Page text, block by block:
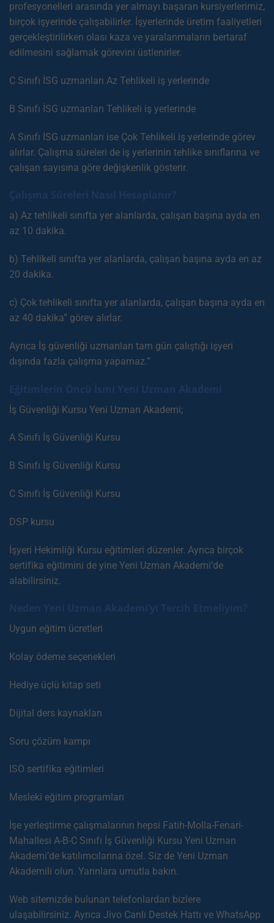
profesyonelleri arasında yer almayı başaran kursiyerlerimiz,
birçok işyerinde çalışabilirler. İşyerlerinde üretim faaliyetleri
gerçekleştirilirken olası kaza ve yaralanmaların bertaraf
edilmesini sağlamak görevini üstlenirler.
C Sınıfı İSG uzmanları Az Tehlikeli iş yerlerinde
B Sınıfı İSG uzmanları Tehlikeli iş yerlerinde
A Sınıfı İSG uzmanları ise Çok Tehlikeli iş yerlerinde görev
alırlar. Çalışma süreleri de iş yerlerinin tehlike sınıflarına ve
çalışan sayısına göre değişkenlik gösterir.
Çalışma Süreleri Nasıl Hesaplanır?
a) Az tehlikeli sınıfta yer alanlarda, çalışan başına ayda en
az 10 dakika.
b) Tehlikeli sınıfta yer alanlarda, çalışan başına ayda en az
20 dakika.
c) Çok tehlikeli sınıfta yer alanlarda, çalışan başına ayda en
az 40 dakika” görev alırlar.
Ayrıca İş güvenliği uzmanları tam gün çalıştığı işyeri
dışında fazla çalışma yapamaz.”
Eğitimlerin Öncü İsmi Yeni Uzman Akademi
İş Güvenliği Kursu Yeni Uzman Akademi;
A Sınıfı İş Güvenliği Kursu
B Sınıfı İş Güvenliği Kursu
C Sınıfı İş Güvenliği Kursu
DSP kursu
İşyeri Hekimliği Kursu eğitimleri düzenler. Ayrıca birçok
sertifika eğitimini de yine Yeni Uzman Akademi’de
alabilirsiniz.
Neden Yeni Uzman Akademi’yi Tercih Etmeliyim?
Uygun eğitim ücretleri
Kolay ödeme seçenekleri
Hediye üçlü kitap seti
Dijital ders kaynakları
Soru çözüm kampı
ISO sertifika eğitimleri
Mesleki eğitim programları
İşe yerleştirme çalışmalarının hepsi Fatih-Molla-Fenari-
Mahallesi A-B-C Sınıfı İş Güvenliği Kursu Yeni Uzman
Akademi’de katılımcılarına özel. Siz de Yeni Uzman
Akademili olun. Yarınlara umutla bakın.
Web sitemizde bulunan telefonlardan bizlere
ulaşabilirsiniz. Ayrıca Jivo Canlı Destek Hattı ve WhatsApp